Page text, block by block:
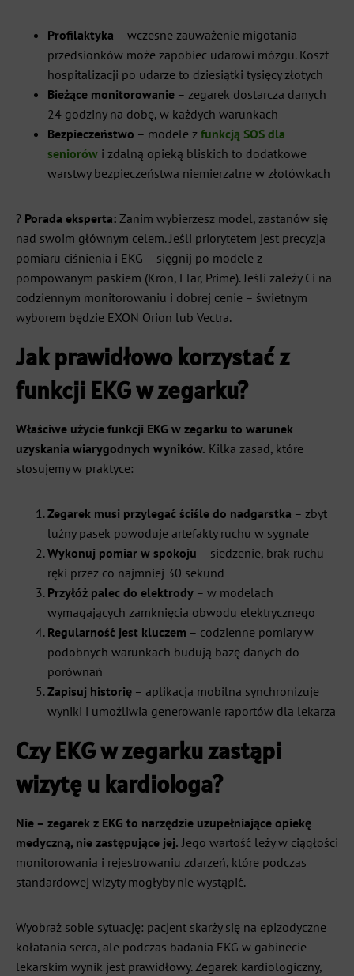
Profilaktyka – wczesne zauważenie migotania
przedsionków może zapobiec udarowi mózgu. Koszt
hospitalizacji po udarze to dziesiątki tysięcy złotych
Bieżące monitorowanie – zegarek dostarcza danych
24 godziny na dobę, w każdych warunkach
Bezpieczeństwo – modele z funkcją SOS dla
seniorów i zdalną opieką bliskich to dodatkowe
warstwy bezpieczeństwa niemierzalne w złotówkach
? Porada eksperta: Zanim wybierzesz model, zastanów się
nad swoim głównym celem. Jeśli priorytetem jest precyzja
pomiaru ciśnienia i EKG – sięgnij po modele z
pompowanym paskiem (Kron, Elar, Prime). Jeśli zależy Ci na
codziennym monitorowaniu i dobrej cenie – świetnym
wyborem będzie EXON Orion lub Vectra.
Jak prawidłowo korzystać z
funkcji EKG w zegarku?
Właściwe użycie funkcji EKG w zegarku to warunek
uzyskania wiarygodnych wyników. Kilka zasad, które
stosujemy w praktyce:
Zegarek musi przylegać ściśle do nadgarstka – zbyt
luźny pasek powoduje artefakty ruchu w sygnale
Wykonuj pomiar w spokoju – siedzenie, brak ruchu
ręki przez co najmniej 30 sekund
Przyłóż palec do elektrody – w modelach
wymagających zamknięcia obwodu elektrycznego
Regularność jest kluczem – codzienne pomiary w
podobnych warunkach budują bazę danych do
porównań
Zapisuj historię – aplikacja mobilna synchronizuje
wyniki i umożliwia generowanie raportów dla lekarza
Czy EKG w zegarku zastąpi
wizytę u kardiologa?
Nie – zegarek z EKG to narzędzie uzupełniające opiekę
medyczną, nie zastępujące jej. Jego wartość leży w ciągłości
monitorowania i rejestrowaniu zdarzeń, które podczas
standardowej wizyty mogłyby nie wystąpić.
Wyobraź sobie sytuację: pacjent skarży się na epizodyczne
kołatania serca, ale podczas badania EKG w gabinecie
lekarskim wynik jest prawidłowy. Zegarek kardiologiczny,